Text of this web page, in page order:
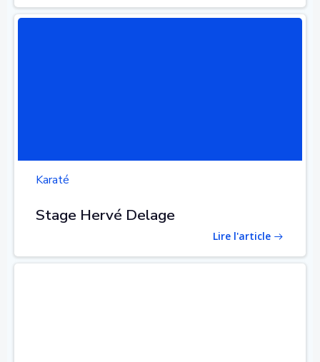
Karaté
Stage Hervé Delage
Lire l'article